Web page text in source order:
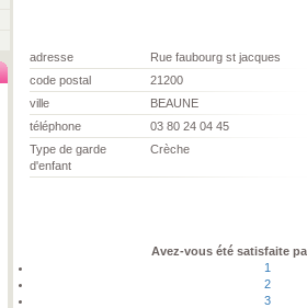
adresse
Rue faubourg st jacques
code postal
21200
ville
BEAUNE
téléphone
03 80 24 04 45
Type de garde
d'enfant
Crèche
Avez-vous été satisfaite
1
2
3